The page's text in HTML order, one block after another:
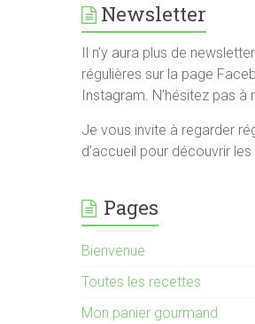
Newsletter
Il n’y aura plus de
régulières sur la page
Instagram. N’hésitez pas à
Je vous invite à regarder
d’accueil pour découvrir
Pages
Bienvenue
Toutes les recettes
Mon panier gourmand